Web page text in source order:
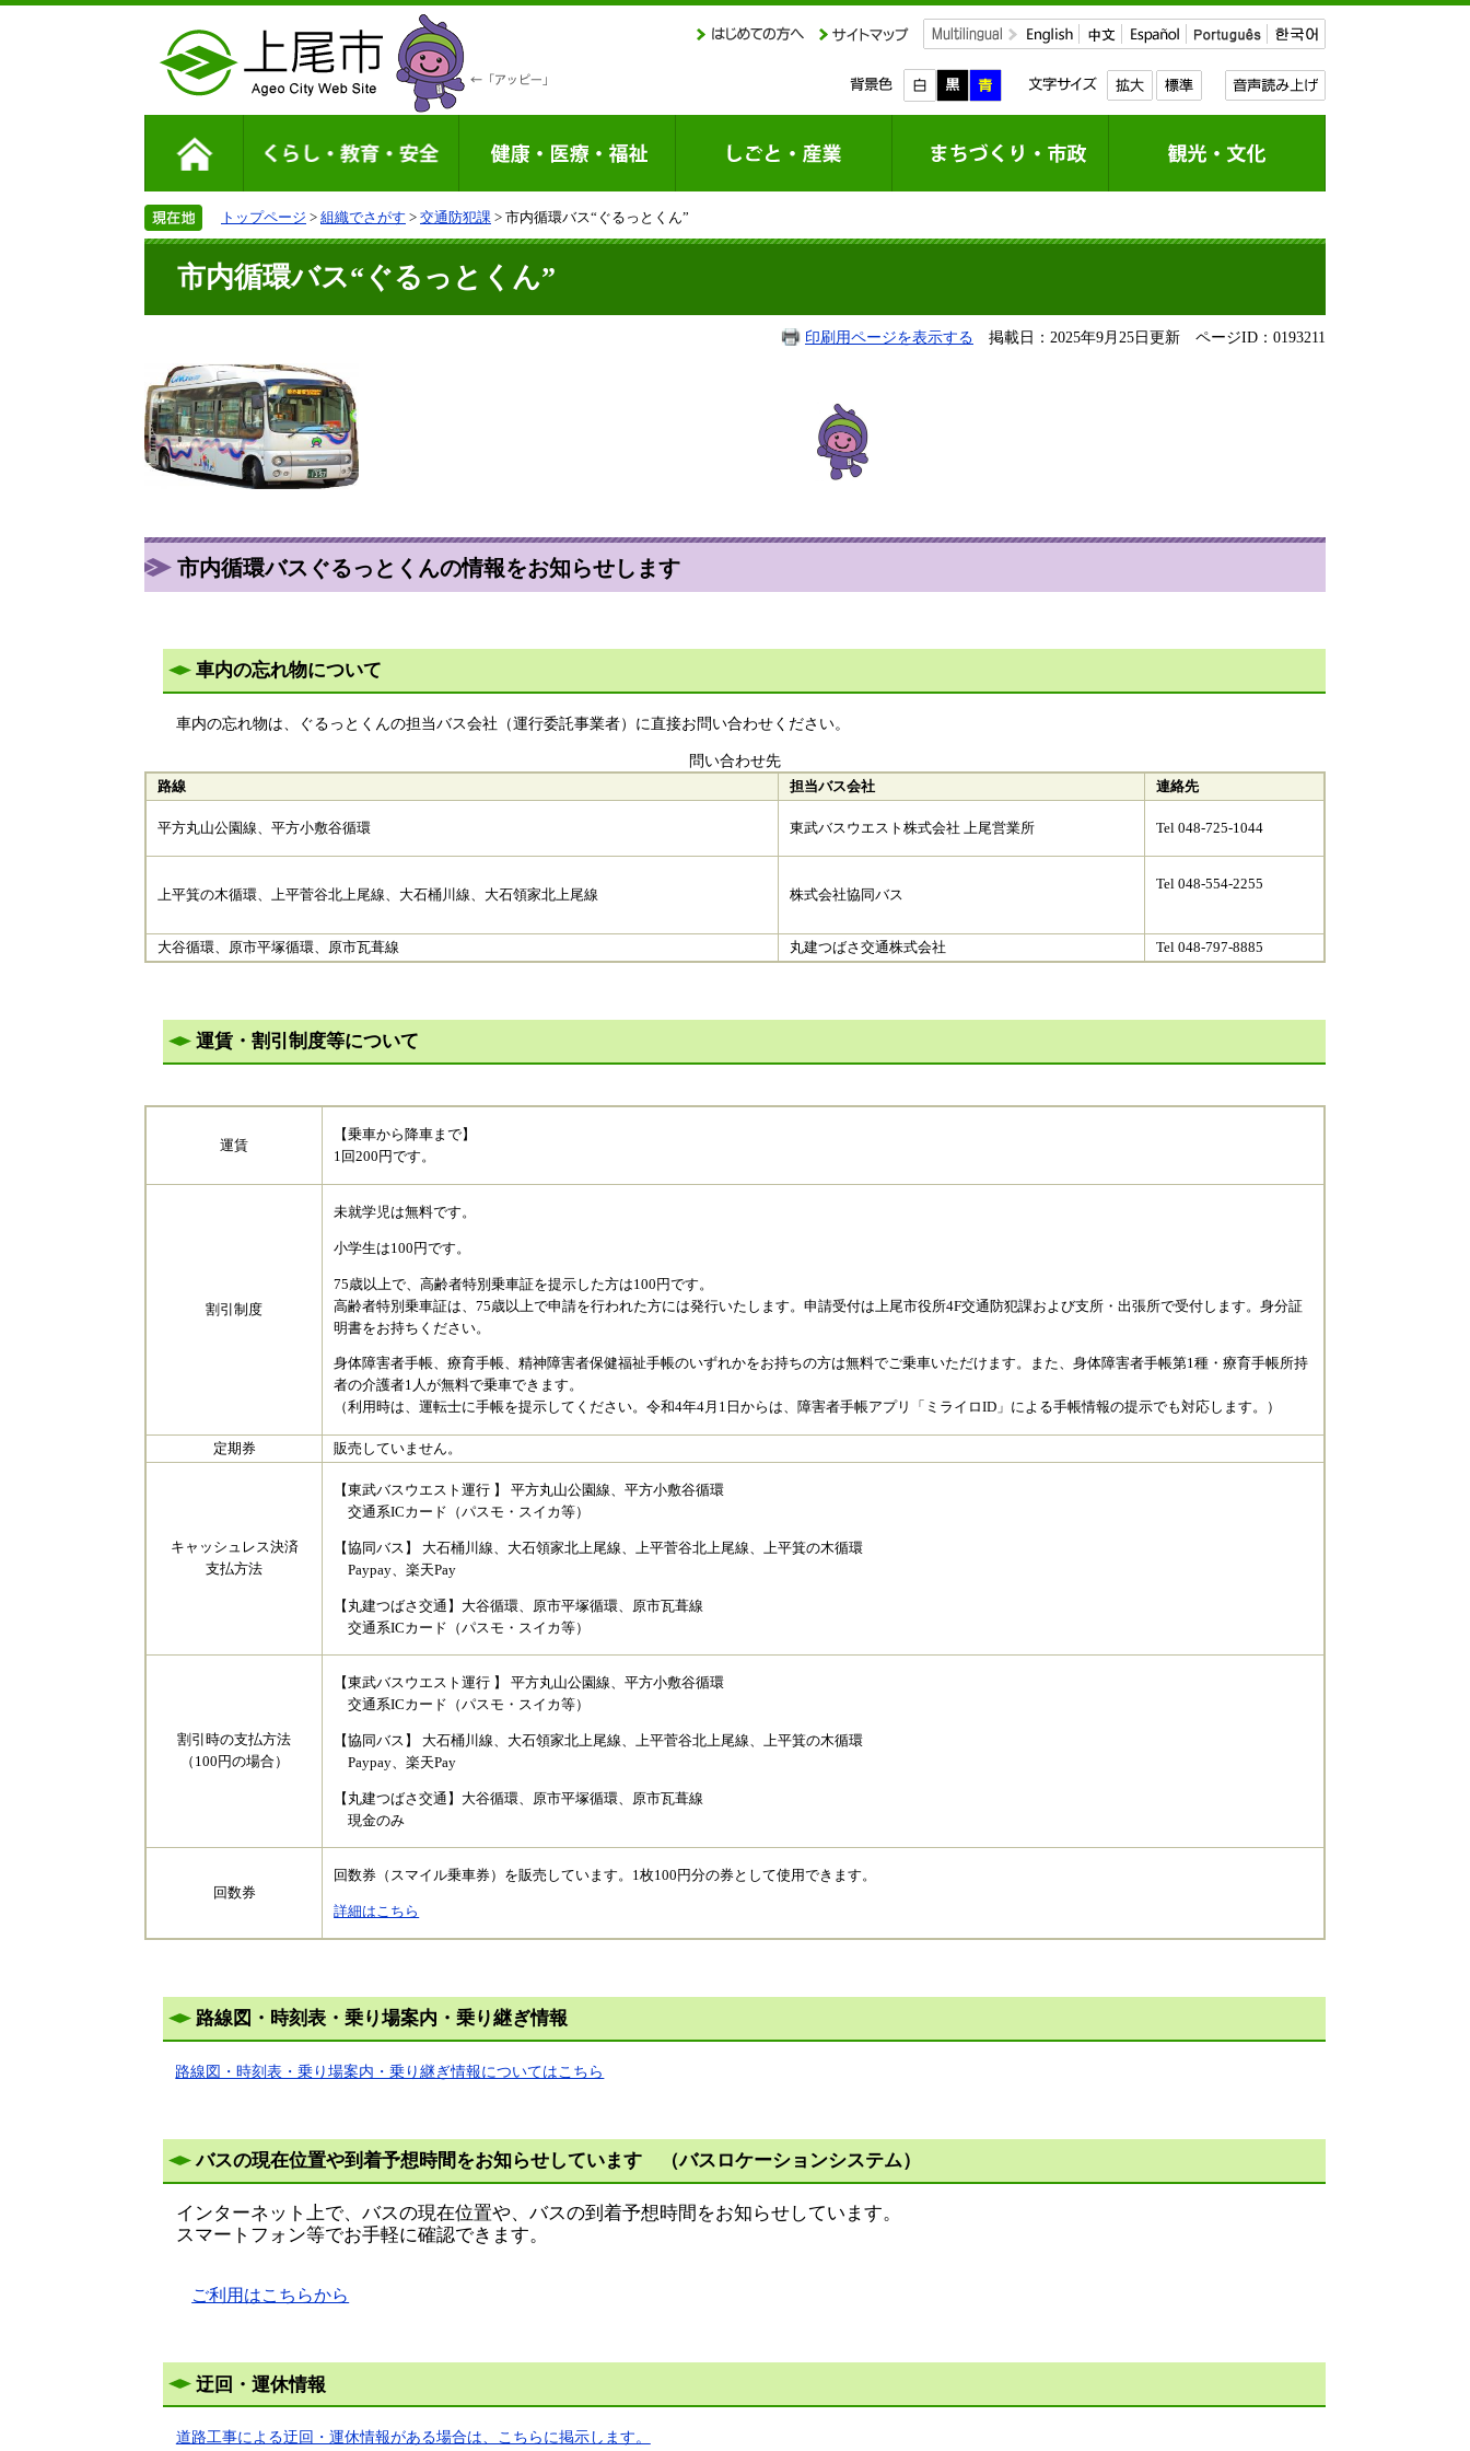
トップページ > 組織でさがす > 交通防犯課 > 市内循環バス“ぐるっとくん”
市内循環バス“ぐるっとくん”
印刷用ページを表示する 掲載日：2025年9月25日更新 ページID：0193211
市内循環バスぐるっとくんの情報をお知らせします
車内の忘れ物について
車内の忘れ物は、ぐるっとくんの担当バス会社（運行委託事業者）に直接お問い合わせください。
問い合わせ先
路線 担当バス会社 連絡先
平方丸山公園線、平方小敷谷循環 東武バスウエスト株式会社 上尾営業所 ​Tel 048-725-1044
上平箕の木循環、上平菅谷北上尾線、大石桶川線、大石領家北上尾線 株式会社協同バス
Tel 048-554-2255
大谷循環、原市平塚循環、原市瓦葺線 丸建つばさ交通株式会社 Tel 048-797-8885
運賃・割引制度等について
運賃
【乗車から降車まで】
​1回200円です。
割引制度
未就学児は無料です。
小学生は100円です。
75歳以上で、高齢者特別乗車証を提示した方は100円です。
高齢者特別乗車証は、75歳以上で申請を行われた方には発行いたします。申請受付は上尾市役所4F交通防犯課および支所・出張所で受付します。身分証
明書をお持ちください。
身体障害者手帳、療育手帳、精神障害者保健福祉手帳のいずれかをお持ちの方は無料でご乗車いただけます。また、身体障害者手帳第1種・療育手帳所持
者の介護者1人が無料で乗車できます。
（利用時は、運転士に手帳を提示してください。令和4年4月1日からは、障害者手帳アプリ「ミライロID」による手帳情報の提示でも対応します。）
定期券 販売していません。
キャッシュレス決済
支払方法
【東武バスウエスト運行 】 平方丸山公園線、平方小敷谷循環
交通系ICカード​（パスモ・スイカ等）
【協同バス】 大石桶川線、大石領家北上尾線、上平菅谷北上尾線、上平箕の木循環
Paypay、楽天Pay
【丸建つばさ交通】大谷循環、原市平塚循環、原市瓦葺線
交通系ICカード​（パスモ・スイカ等）
割引時の支払方法
（100円の場合）
【東武バスウエスト運行 】 平方丸山公園線、平方小敷谷循環
交通系ICカード​（パスモ・スイカ等）
【協同バス】 大石桶川線、大石領家北上尾線、上平菅谷北上尾線、上平箕の木循環
Paypay、楽天Pay
【丸建つばさ交通】大谷循環、原市平塚循環、原市瓦葺線
現金のみ
回数券
回数券（スマイル乗車券）を販売しています。1枚100円分の券として使用できます。
詳細はこちら
路線図・時刻表・乗り場案内・乗り継ぎ情報
路線図・時刻表・乗り場案内・乗り継ぎ情報についてはこちら
バスの現在位置や到着予想時間をお知らせしています （バスロケーションシステム）
インターネット上で、バスの現在位置や、バスの到着予想時間をお知らせしています。
スマートフォン等でお手軽に確認できます。
ご利用はこちらから
迂回・運休情報
道路工事による迂回・運休情報がある場合は、こちらに掲示します。